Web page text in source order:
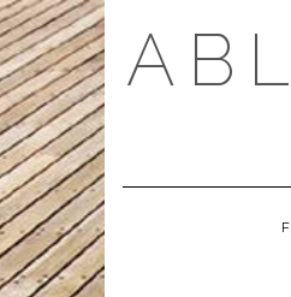
Skip
to
content